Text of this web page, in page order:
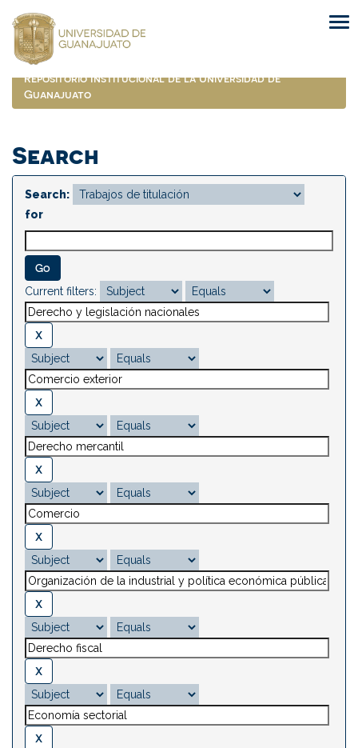
navigation
Repositorio Institucional de la Universidad de
Guanajuato
Search
Search:
for
Current filters: